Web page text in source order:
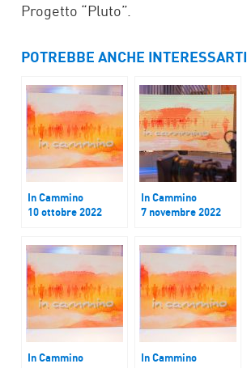
Progetto “Pluto”.
POTREBBE ANCHE INTERESSARTI
In Cammino
10 ottobre 2022
In Cammino
7 novembre 2022
In Cammino
In Cammino